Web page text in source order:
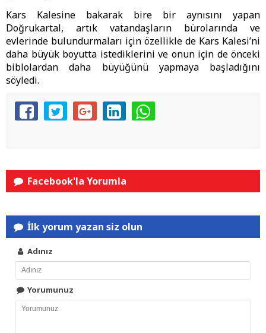
Kars Kalesine bakarak bire bir aynısını yapan
Doğrukartal, artık vatandaşların bürolarında ve
evlerinde bulundurmaları için özellikle de Kars Kalesi’ni
daha büyük boyutta istediklerini ve onun için de önceki
biblolardan daha büyüğünü yapmaya başladığını
söyledi.
Facebook'la Yorumla
İlk yorum yazan siz olun
Adınız
Yorumunuz